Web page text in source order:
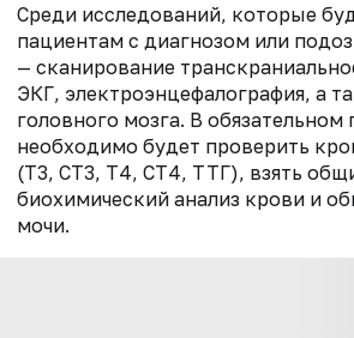
Среди исследований, которые
пациентам с диагнозом или
— сканирование
ЭКГ, электроэнцефалография, а
головного мозга. В обязательном
необходимо будет проверить
(Т3, СТ3, Т4, СТ4, ТТГ), взять
биохимический анализ крови и
мочи.